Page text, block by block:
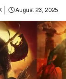
August 23, 2025